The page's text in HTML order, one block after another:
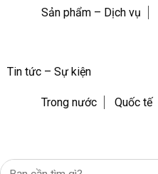
Sản phẩm – Dịch vụ
Tin tức – Sự kiện
Trong nước Quốc tế